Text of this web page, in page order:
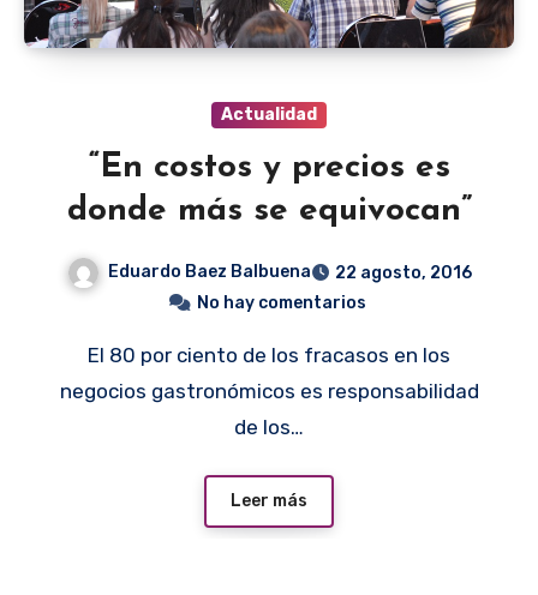
Actualidad
“En costos y precios es
donde más se equivocan”
Eduardo Baez Balbuena
22 agosto, 2016
No hay comentarios
El 80 por ciento de los fracasos en los
negocios gastronómicos es responsabilidad
de los…
Leer más